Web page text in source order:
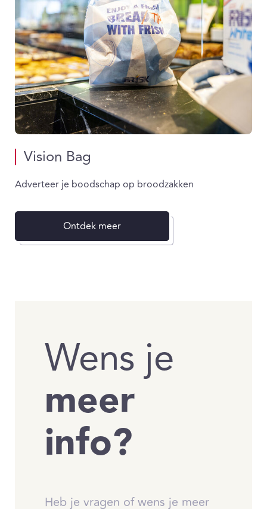
Vision Bag
Adverteer je boodschap op broodzakken
Ontdek meer
Wens je
meer
info?
Heb je vragen of wens je meer